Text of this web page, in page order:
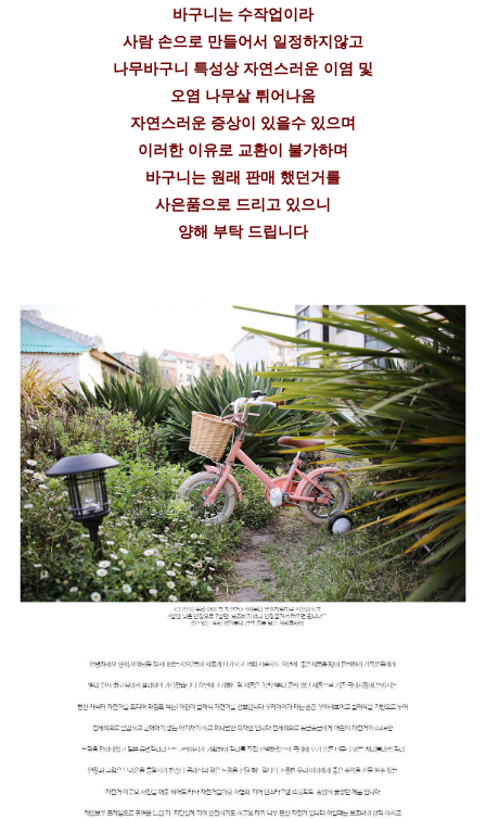
바구니는 수작업이라
사람 손으로 만들어서 일정하지않고
나무바구니 특성상 자연스러운 이염 및
오염 나무살 튀어나옴
자연스러운 증상이 있을수 있으며
이러한 이유로 교환이 불가하며
바구니는 원래 판매 했던거를
사은품으로 드리고 있으니
양해 부탁 드립니다